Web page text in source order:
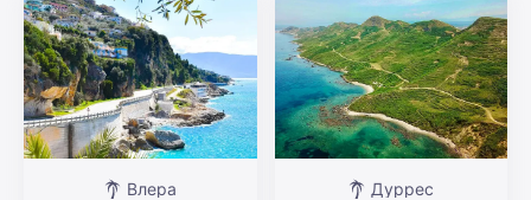
Влера Дуррес